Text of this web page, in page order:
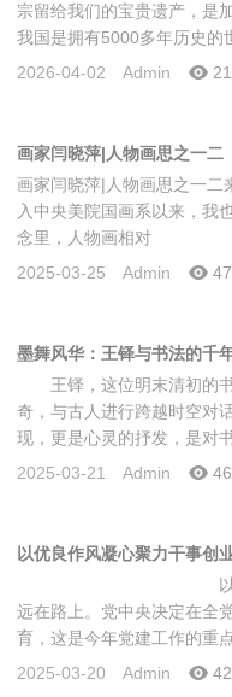
宗留给我们的宝贵遗产，是
我国是拥有5000多年历史的
2026-04-02
Admin
画家闫晓萍|人物画思之一二
画家闫晓萍|人物画思之一二来源: 中国
入中央美院国画系以来，我
念里，人物画相对
2025-03-25
Admin
墨舞风华：王铎与书法的千
王铎，这位明末清初的书
奇，与古人进行跨越时空对
现，更是心灵的抒发，是对
2025-03-21
Admin
以优良作风凝心聚力干事创
以优良作风凝心
远在路上。党中央决定在全
育，这是今年党建工作的重
2025-03-20
Admin